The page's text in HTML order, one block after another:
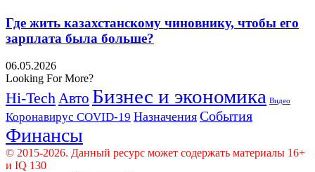
Где жить казахстанскому чиновнику, чтобы его
зарплата была больше?
06.05.2026
Looking For More?
Hi-Tech Авто Бизнес и экономика Видео
Коронавирус COVID-19 Назначения События
Финансы
© 2015-2026. Данный ресурс может содержать материалы 16+
и IQ 130